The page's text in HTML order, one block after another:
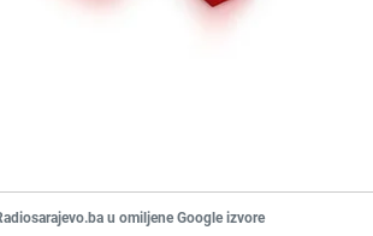
u omiljene Google izvore